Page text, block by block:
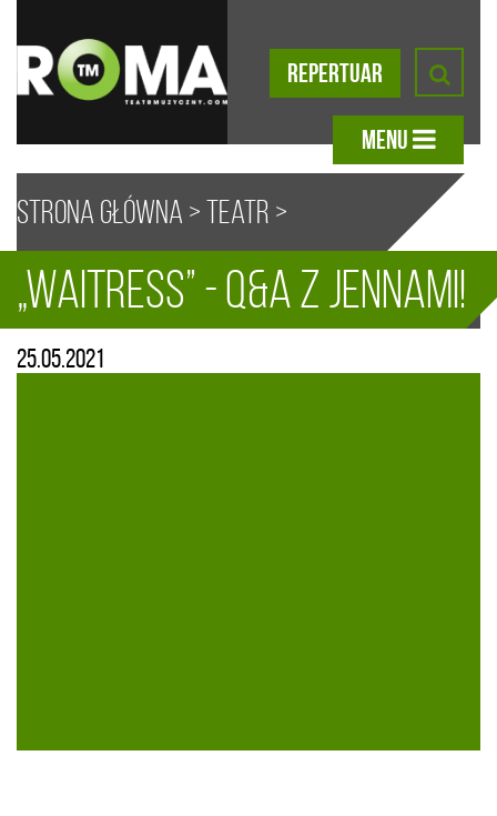
REPERTUAR
MENU
Strona główna >Teatr >
Aktualności> „Waitress” – Q&A z
Jennami!
A A A
„Waitress” - Q&A z Jennami!
25.05.2021